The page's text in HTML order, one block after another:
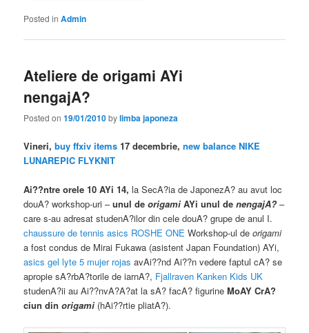
Posted in Admin
Ateliere de origami AYi
nengajA?
Posted on19/01/2010bylimba japoneza
Vineri,buy ffxiv items 17 decembrie,new balance NIKE
LUNAREPIC FLYKNIT
Ai??ntre orele 10 AYi 14, la SecA?ia de JaponezA? au avut loc
douA? workshop-uri –unul deorigamiAYi unul denengajA? –
care s-au adresat studenA?ilor din cele douA? grupe de anul I.
chaussure de tennis asics ROSHE ONE Workshop-ul deorigami
a fost condus de Mirai Fukawa (asistent Japan Foundation) AYi,
asics gel lyte 5 mujer rojas avAi??nd Ai??n vedere faptul cA? se
apropie sA?rbA?torile de iarnA?, Fjallraven Kanken Kids UK
studenA?ii au Ai??nvA?A?at la sA? facA? figurineMoAY CrA?
ciun dinorigami (hAi??rtie pliatA?).